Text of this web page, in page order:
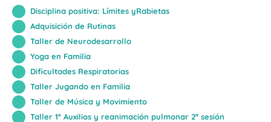
Disciplina positiva: Límites yRabietas
Adquisición de Rutinas
Taller de Neurodesarrollo
Yoga en Familia
Dificultades Respiratorias
Taller Jugando en Familia
Taller de Música y Movimiento
Taller 1º Auxilios y reanimación pulmonar 2ª sesión